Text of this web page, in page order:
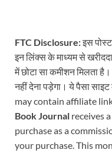
FTC Disclosure:इस
इन लिंक्स के माध्यम से
में छोटा सा कमीशन मिलता
नहीं देना पड़ेगा। ये पैसा
may contain affiliate
Book Journal receives
purchase as a
your purchase. This